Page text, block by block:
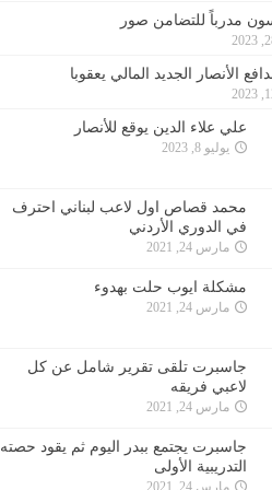
مدرباً للتضامن صور
الأنصار الجديد المالي يعقوبا
علي علاء الدين يوقع للأنصار
يوليو 8, 2023
محمد قصاص اول لاعب لبناني احترف
في الدوري الأردني
مارس 24, 2021
مشكلة ايوب حلت بهدوء
مارس 24, 2021
جاسبرت تلقى تقرير شامل عن كل
لاعبي فريقه
مارس 24, 2021
جاسبرت يجتمع ببدر اليوم ثم يقود حصته
التدريبية الأولى
مارس 24, 2021